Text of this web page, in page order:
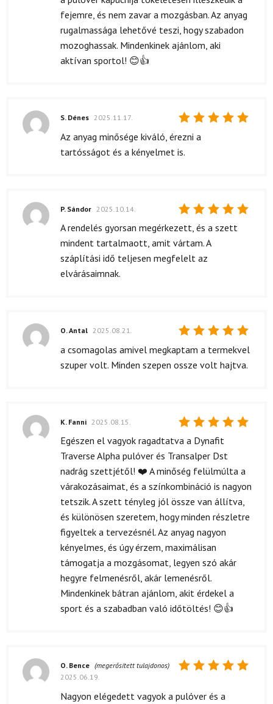
fejemre, és nem zavar a mozgásban. Az anyag
rugalmassága lehetővé teszi, hogy szabadon
mozoghassak. Mindenkinek ajánlom, aki
aktívan sportol! 😊👍
Értékelés:
S. Dénes 2025.11.17.
Az anyag minősége kiváló, érezni a
tartósságot és a kényelmet is.
Értékelés:
/ 5
P. Sándor 2025.10.14.
A rendelés gyorsan megérkezett, és a szett
mindent tartalmaott, amit vártam. A
száplítási idő teljesen megfelelt az
elvárásaimnak.
Értékelés:
O. Antal 2025.08.21.
a csomagolas amivel megkaptam a termekvel
szuper volt. Minden szepen ossze volt hajtva.
Értékelés:
/ 5
K. Fanni 2025.08.15.
Egészen el vagyok ragadtatva a Dynafit
Traverse Alpha pulóver és Transalper Dst
nadrág szettjétől! ❤️ A minőség felülmúlta a
várakozásaimat, és a színkombináció is nagyon
tetszik. A szett tényleg jól össze van állítva,
és különösen szeretem, hogy minden részletre
figyeltek a tervezésnél. Az anyag nagyon
kényelmes, és úgy érzem, maximálisan
támogatja a mozgásomat, legyen szó akár
hegyre felmenésről, akár lemenésről.
Mindenkinek bátran ajánlom, akit érdekel a
sport és a szabadban való időtöltés! 😊👍
5 / 5
O. Bence (megerősített tulajdonos)
2025.06.19.
Nagyon elégedett vagyok a pulóver és a